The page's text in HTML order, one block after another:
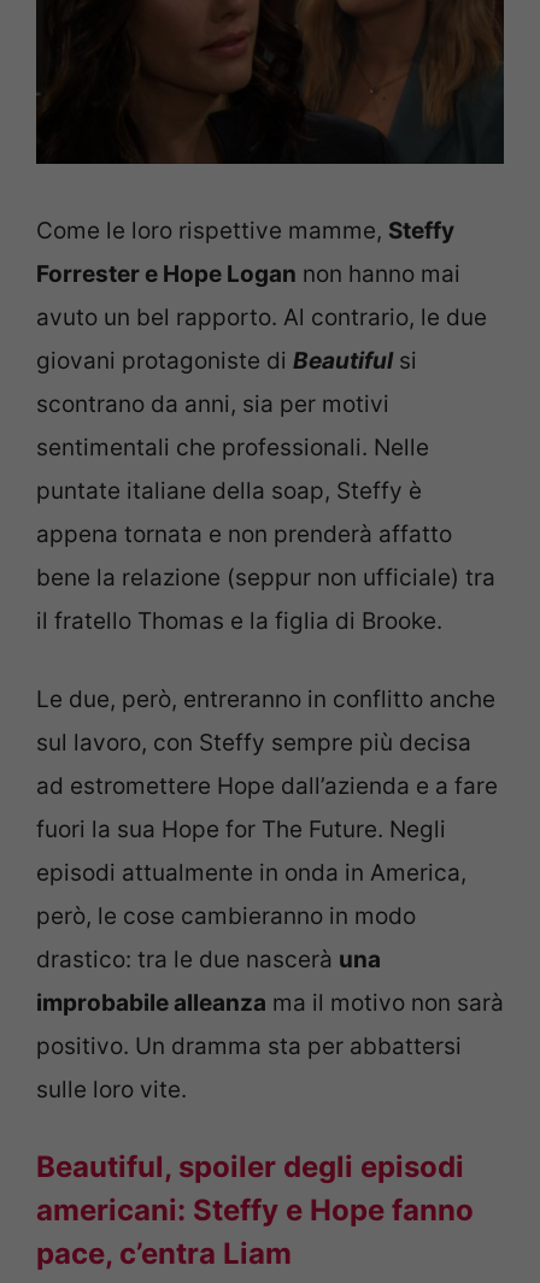
Come le loro rispettive mamme, Steffy
Forrester e Hope Logan non hanno mai
avuto un bel rapporto. Al contrario, le due
giovani protagoniste di Beautifulsi
scontrano da anni, sia per motivi
sentimentali che professionali. Nelle
puntate italiane della soap, Steffy è
appena tornata e non prenderà affatto
bene la relazione (seppur non ufficiale) tra
il fratello Thomas e la figlia di Brooke.
Le due, però, entreranno in conflitto anche
sul lavoro, con Steffy sempre più decisa
ad estromettere Hope dall’azienda e a fare
fuori la sua Hope for The Future. Negli
episodi attualmente in onda in America,
però, le cose cambieranno in modo
drastico: tra le due nascerà una
improbabile alleanza ma il motivo non sarà
positivo. Un dramma sta per abbattersi
sulle loro vite.
Beautiful, spoiler degli episodi
americani: Steffy e Hope fanno
pace, c’entra Liam